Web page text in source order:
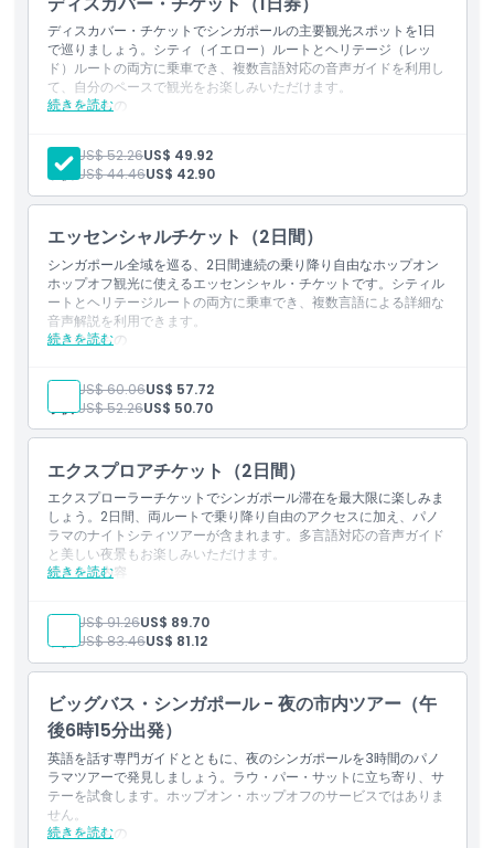
子供／大人ポリシー
場所
キャンセルポリシー
ディスカバー・チケットでシンガポールの主要観光スポットを1日
で巡りましょう。シティ（イエロー）ルートとヘリテージ（レッ
ド）ルートの両方に乗車でき、複数言語対応の音声ガイドを利用し
て、自分のペースで観光をお楽しみいただけます。
続きを読む
含まれるもの
ます。
シティツアー（イエロールート）およびヘリテージツアー（レ
ッドルート）を含みます。
滞在時間の限られた初めての訪問者に最適です。
が含まれます。
大人: US$ 52.26US$ 49.92
子供:
US$ 44.46US$ 42.90
エッセンシャルチケット（2日間）
シンガポール全域を巡る、2日間連続の乗り降り自由なホップオン
ホップオフ観光に使えるエッセンシャル・チケットです。シティル
ートとヘリテージルートの両方に乗車でき、複数言語による詳細な
音声解説を利用できます。
続きを読む
含まれるもの
利用できます。
シティルートとヘリテージルートの両方を自分のペースで巡る
ことができます。
各停留所でより長く滞在したい旅行者にとって費用対効果が高
多言語対応の音声ガイドが市内観光の体験をより向上させま
す。
大人: US$ 60.06US$ 57.72
子供:US$ 52.26US$ 50.70
エクスプロアチケット（2日間）
エクスプローラーチケットでシンガポール滞在を最大限に楽しみま
しょう。2日間、両ルートで乗り降り自由のアクセスに加え、パノ
ラマのナイトシティツアーが含まれます。多言語対応の音声ガイド
と美しい夜景もお楽しみいただけます。
続きを読む
含まれる内容
日中はイエローおよびレッドの両ルートにアクセスできます。
夜は市街の夜景や主要なランドマークを一望できるパノラマの
乗車をお楽しみください。
旅の全行程で多言語音声ガイドが利用できます。
大人: US$ 91.26US$ 89.70
子供: US$ 83.46US$ 81.12
ビッグバス・シンガポール - 夜の市内ツアー（午
後6時15分出発）
英語を話す専門ガイドとともに、夜のシンガポールを3時間のパノ
ラマツアーで発見しましょう。ラウ・パー・サットに立ち寄り、サ
テーを試食します。ホップオン・ホップオフのサービスではありま
せん。
続きを読む
含まれるもの